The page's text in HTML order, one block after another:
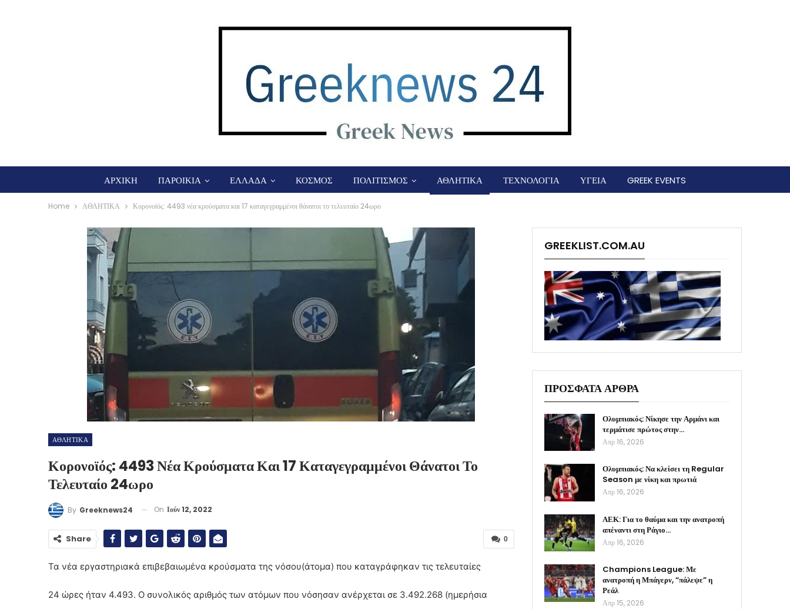
ΑΡΧΙΚΗ ΠΑΡΟΙΚΙΑ ΕΛΛΑΔΑ ΚΟΣΜΟΣ ΠΟΛΙΤΙΣΜΟΣ ΑΘΛΗΤΙΚΑ ΤΕΧΝΟΛΟΓΙΑ ΥΓΕΙΑ GREEK EVENTS
Home ΑΘΛΗΤΙΚΑ Κορονοϊός: 4493 νέα κρούσματα και 17 καταγεγραμμένοι θάνατοι το τελευταίο 24ωρο
ΑΘΛΗΤΙΚΑ
Κορονοϊός: 4493 Νέα Κρούσματα Και 17 Καταγεγραμμένοι Θάνατοι Το
Τελευταίο 24ωρο
By Greeknews24 On Ιούν 12, 2022
0
Share
Τα νέα εργαστηριακά επιβεβαιωμένα κρούσματα της νόσου(άτομα) που καταγράφηκαν τις τελευταίες
24 ώρες ήταν 4.493. Ο συνολικός αριθμός των ατόμων που νόσησαν ανέρχεται σε 3.492.268 (ημερήσια
GREEKLIST.COM.AU
ΠΡΟΣΦΑΤΑ ΑΡΘΡΑ
Ολυμπιακός: Νίκησε την Αρμάνι και
τερμάτισε πρώτος στην…
Απρ 16, 2026
Ολυμπιακός: Να κλείσει τη Regular
Season με νίκη και πρωτιά
Απρ 16, 2026
ΑΕΚ: Για το θαύμα και την ανατροπή
απέναντι στη Ράγιο…
Απρ 16, 2026
Champions League: Με
ανατροπή η Μπάγερν, “πάλεψε” η
Ρεάλ
Απρ 15, 2026